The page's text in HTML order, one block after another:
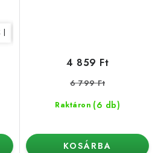
l
Raktáron (6 db)
4 859 Ft
6 799 Ft
KOSÁRBA